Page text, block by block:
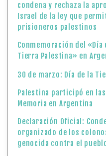
condena y rechaza la
Israel de la ley que
prisioneros palestinos
Conmemoración del «Día
Tierra Palestina» en
30 de marzo: Día de la
Palestina participó en
Memoria en Argentina
Declaración Oficial:
organizado de los
genocida contra el